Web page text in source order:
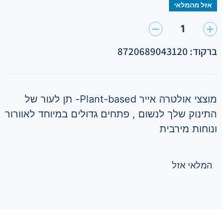
אזל מהמלאי
1
ברקוד: 8720689043120
מוצצי אולטרה אייר Plant-based- תן לעור של
התינוק שלך לנשום , פתחים גדולים במיוחד לאוורור
ונוחות מירבית
המלאי אזל